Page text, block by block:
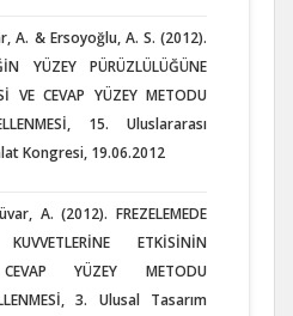
A. & Ersoyoğlu, A. S. (2012).
YÜZEY PÜRÜZLÜLÜĞÜNE
VE CEVAP YÜZEY METODU
15. Uluslararası
Kongresi, 19.06.2012
A. (2012). FREZELEMEDE
ETKİSİNİN
YÜZEY METODU
3. Ulusal Tasarım